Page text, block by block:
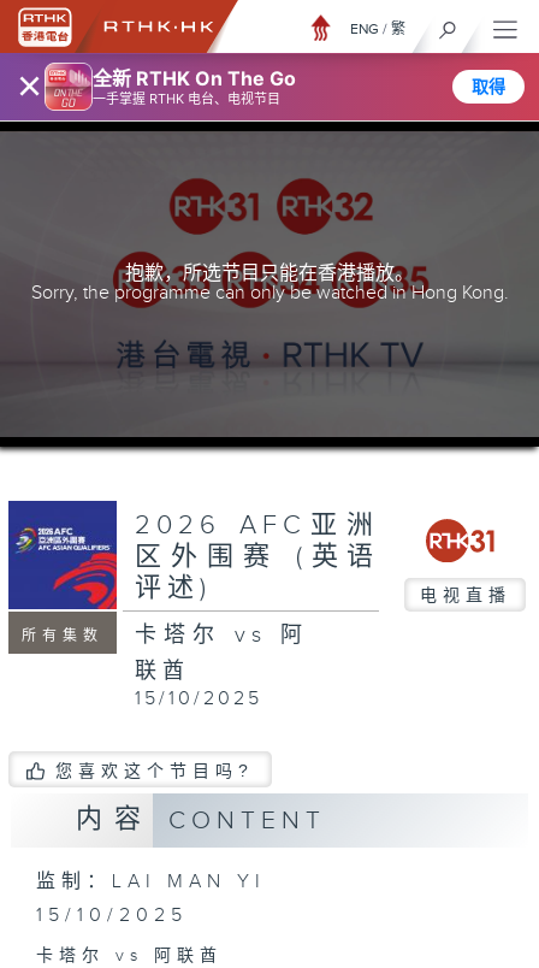
× 全新 RTHK On The Go
一手掌握 RTHK 电台、电视节目
取得
ENG / 繁
抱歉，所选节目只能在香港播放。
Sorry, the programme can only be watched in Hong Kong.
所有集数
2026 AFC亚洲
区外围赛 (英语
评述)
电视直播
卡塔尔 vs 阿
联酋
15/10/2025
您喜欢这个节目吗?
内容 CONTENT
监制：LAI MAN YI
15/10/2025
卡塔尔 vs 阿联酋